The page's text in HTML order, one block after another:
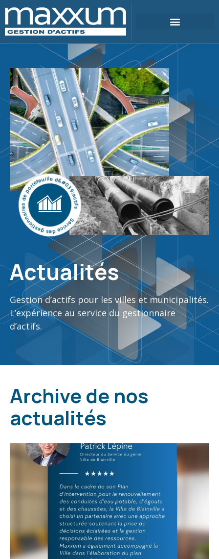
Actualités
Gestion d’actifs pour les villes et municipalités​.
L’expérience au service du gestionnaire
d’actifs.
Service des gestionnaires de portefeuille d&#039;actifs
Archive de nos
actualités